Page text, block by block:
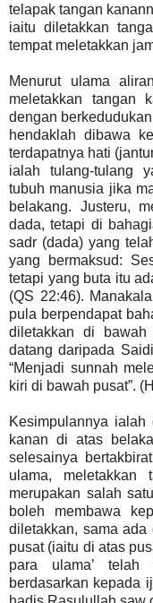
telapak tangan
iaitu diletakkan
tempat meletakkan
Menurut ulama
meletakkan tangan
dengan
hendaklah dibawa
terdapatnya hati
ialah tulang-tulang
tubuh manusia jika
belakang. Justeru,
dada, tetapi di
sadr (dada) yang
yang bermaksud:
tetapi yang buta itu
(QS 22:46).
pula berpendapat
diletakkan di
datang daripada
“Menjadi sunnah
kiri di bawah pusat”.
Kesimpulannya ialah
kanan di atas
selesainya
ulama,
merupakan salah
boleh membawa
diletakkan, sama
pusat (iaitu di atas
para ulama’ telah
berdasarkan kepada